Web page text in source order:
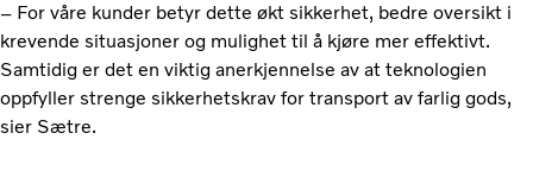
– For våre kunder betyr dette økt sikkerhet, bedre oversikt i
krevende situasjoner og mulighet til å kjøre mer effektivt.
Samtidig er det en viktig anerkjennelse av at teknologien
oppfyller strenge sikkerhetskrav for transport av farlig gods,
sier Sætre.